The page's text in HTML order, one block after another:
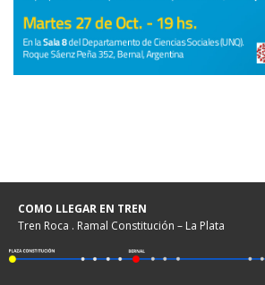
COMO LLEGAR EN TREN
Tren Roca . Ramal Constitución – La Plata